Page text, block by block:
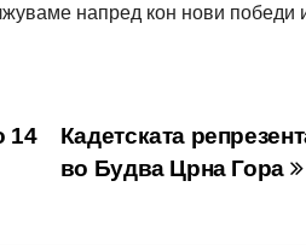
напред кон нови победи
Кадетската
во Будва Црна Гора
14